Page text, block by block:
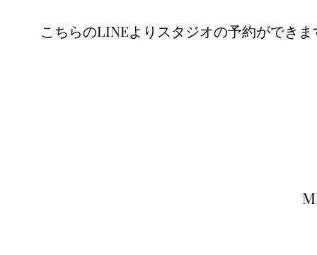
こちらのLINEよりスタジオの予約ができま